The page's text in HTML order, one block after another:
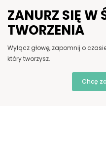
ZANURZ SIĘ W
TWORZENIA
Wyłącz głowę, zapomnij o
który tworzysz.
Chcę